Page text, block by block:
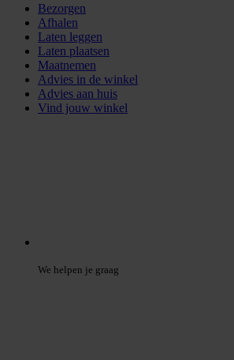
Bezorgen
Afhalen
Laten leggen
Laten plaatsen
Maatnemen
Advies in de winkel
Advies aan huis
Vind jouw winkel
We helpen je graag